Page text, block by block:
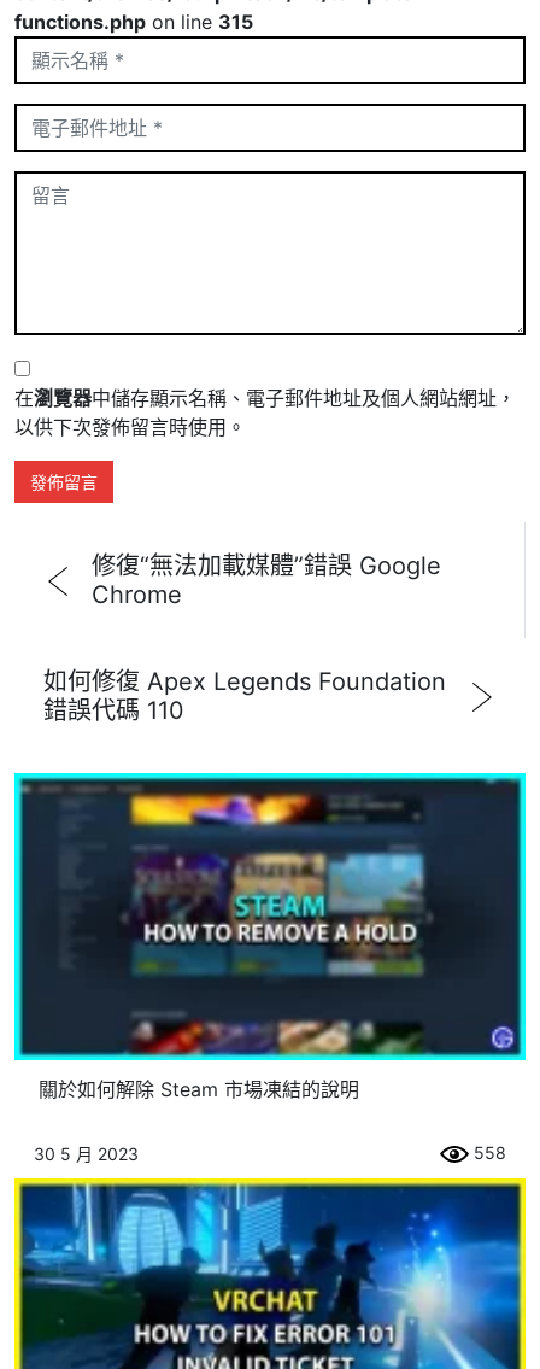
functions.php on line 315
在瀏覽器中儲存顯示名稱、電子郵件地址及個人網站網址，
以供下次發佈留言時使用。
修復“無法加載媒體”錯誤 Google
Chrome
如何修復 Apex Legends Foundation
錯誤代碼 110
關於如何解除 Steam 市場凍結的說明
30 5 月 2023 558